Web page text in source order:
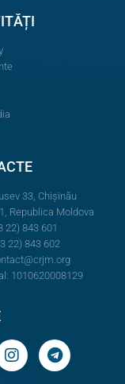
33, Chișinău
Republica Moldova
22) 843 601
22) 843 602
1010620008129